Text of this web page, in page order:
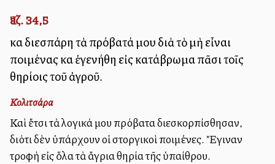
Ἰεζ. 34,5
καὶ διεσπάρη τὰ πρόβατά μου διὰ τὸ μὴ εἶναι
ποιμένας καὶ ἐγενήθη εἰς κατάβρωμα πᾶσι τοῖς
θηρίοις τοῦ ἀγροῦ.
Κολιτσάρα
Καὶ ἔτσι τὰ λογικά μου πρόβατα διεσκορπίσθησαν,
διότι δὲν ὑπάρχουν οἱ στοργικοὶ ποιμένες. Ἔγιναν
τροφὴ εἰς ὅλα τὰ ἄγρια θηρία τῆς ὑπαίθρου.